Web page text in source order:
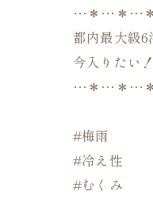
…＊…＊…
都内最大級6
今入りたい
…＊…＊…
#梅雨
#冷え性
#むくみ